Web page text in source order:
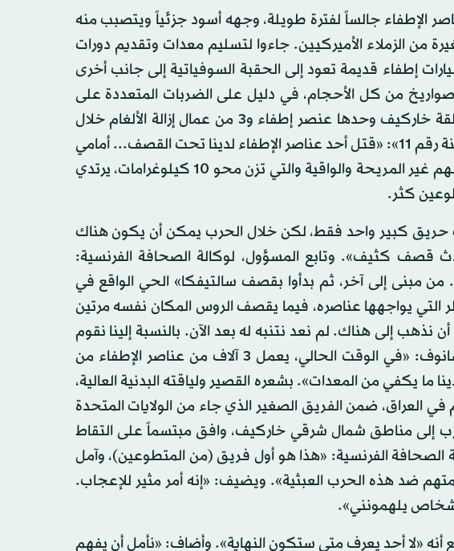
الإطفاء جالساً لفترة طويلة، وجهه أسود جزئياً ويتصبب منه
من الزملاء الأميركيين. جاءوا لتسليم معدات وتقديم دورات
إطفاء قديمة تعود إلى الحقبة السوفياتية إلى جانب أخرى
من كل الأحجام، في دليل على الضربات المتعددة على
المدينة. منذ اندلاع الحرب قبل أكثر من شهرين، قتل في منطقة خاركيف وحدها عنصر إطفاء و3 من عمال إزالة الألغام خلال
عملهم، بحسب المتحدث يفغين فاسيلينكو. وقال رئيس «الثكنة رقم 11»: «قتل أحد عناصر الإطفاء لدينا تحت القصف... أمامي
مباشرة» من دون إعطاء مزيد من التفاصيل. بالإضافة إلى ملابسهم غير المريحة والواقية والتي تزن محو 10 كيلوغرامات، يرتدي
كثر.
كبير واحد فقط، لكن خلال الحرب يمكن أن يكون هناك
قصف كثيف». وتابع المسؤول، لوكالة الصحافة الفرنسية:
من مبنى إلى آخر، ثم بدأوا بقصف سالتيفكا» الحي الواقع في
يواجهها عناصره، فيما يقصف الروس المكان نفسه مرتين
علينا أن نذهب إلى هناك. لم نعد نتنبه له بعد الآن. بالنسبة إلينا نقوم
بعملنا فقط... هؤلاء الأشخاص يلهمونني». وقال رومان كاتشانوف: «في الوقت الحالي، يعمل 3 آلاف من عناصر الإطفاء من
يكفي من المعدات». بشعره القصير ولياقته البدنية العالية،
ضمن الفريق الصغير الذي جاء من الولايات المتحدة
إلى مناطق شمال شرقي خاركيف، وافق مبتسماً على التقاط
الصحافة الفرنسية: «هذا هو أول فريق (من المتطوعين)، وآمل
ضد هذه الحرب العبثية». ويضيف: «إنه أمر مثير للإعجاب.
يلهمونني».
«لا أحد يعرف متى ستكون النهاية». وأضاف: «نأمل أن يفهم